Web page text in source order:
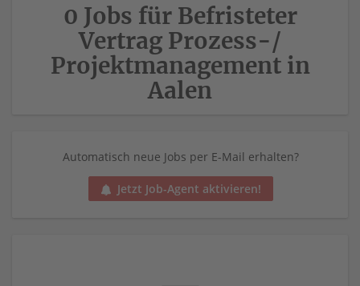
0 Jobs für Befristeter
Vertrag Prozess-/
Projektmanagement in
Aalen
Automatisch neue Jobs per E-Mail erhalten?
Jetzt Job-Agent aktivieren!